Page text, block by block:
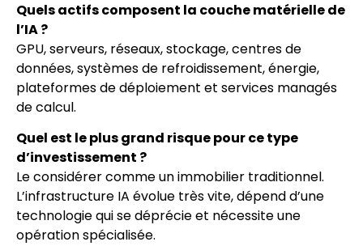
Quels actifs composent la couche matérielle de
l’IA ?
GPU, serveurs, réseaux, stockage, centres de
données, systèmes de refroidissement, énergie,
plateformes de déploiement et services managés
de calcul.
Quel est le plus grand risque pour ce type
d’investissement ?
Le considérer comme un immobilier traditionnel.
L’infrastructure IA évolue très vite, dépend d’une
technologie qui se déprécie et nécessite une
opération spécialisée.